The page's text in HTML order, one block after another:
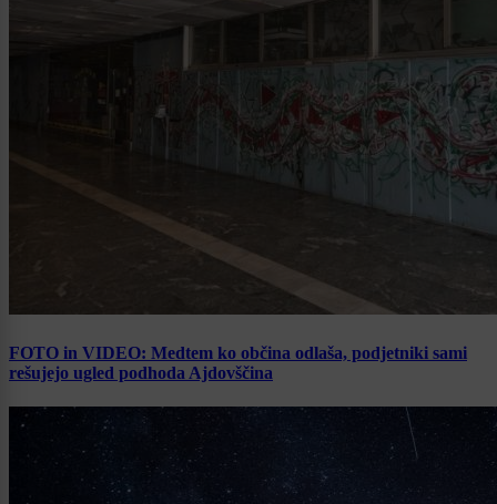
FOTO in VIDEO: Medtem ko občina odlaša, podjetniki sami
rešujejo ugled podhoda Ajdovščina